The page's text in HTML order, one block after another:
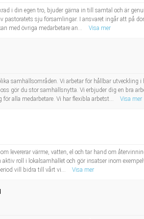
i din egen tro, bjuder gärna in till samtal och är
pastoratets sju församlingar. I ansvaret ingår att på
med övriga medarbetare an...
Visa mer
samhällsområden. Vi arbetar för hållbar utveckling i
gör du stor samhällsnytta. Vi erbjuder dig en bra
alla medarbetare. Vi har flexibla arbetst...
Visa mer
levererar värme, vatten, el och tar hand om
roll i lokalsamhället och gör insatser inom
vill bidra till vårt vi...
Visa mer